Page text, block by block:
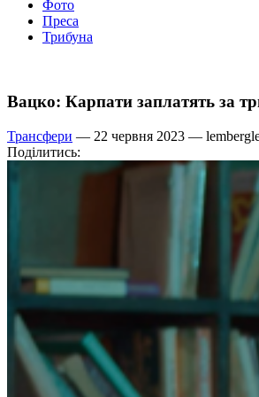
Фото
Преса
Трибуна
Вацко: Карпати заплатять за
Трансфери — 22 червня 2023 —
Поділитись: